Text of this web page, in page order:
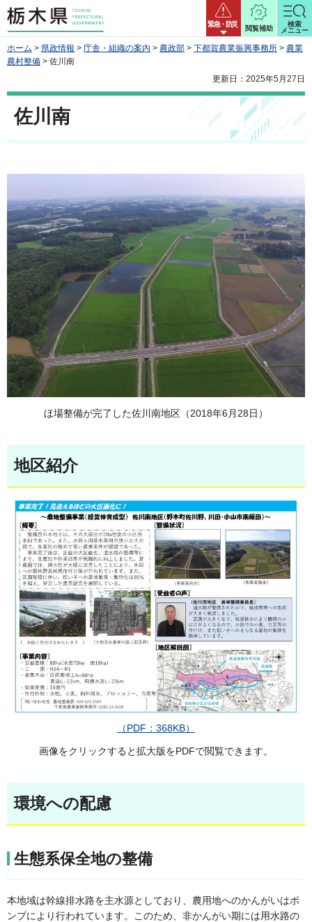
栃木県 緊急・防災
閲覧補助
検索
メニュー
ホーム > 県政情報 > 庁舎・組織の案内 > 農政部 > 下都賀農業振興事務所 > 農業
農村整備 > 佐川南
更新日：2025年5月27日
佐川南
ほ場整備が完了した佐川南地区（2018年6月28日）
地区紹介
（PDF：368KB）
画像をクリックすると拡大版をPDFで閲覧できます。
環境への配慮
生態系保全地の整備
本地域は幹線排水路を主水源としており、農用地へのかんがいはポ
ンプにより行われています。このため、非かんがい期には用水路の